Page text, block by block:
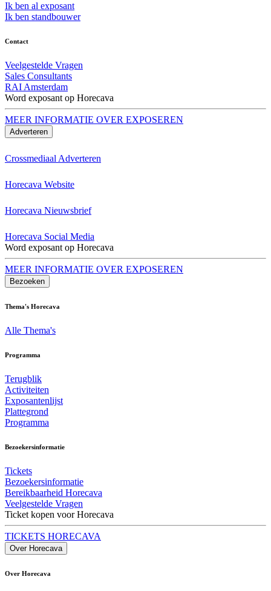
Ik ben al exposant
Ik ben standbouwer
Contact
Veelgestelde Vragen
Sales Consultants
RAI Amsterdam
Word exposant op Horecava
MEER INFORMATIE OVER EXPOSEREN
Adverteren
Crossmediaal Adverteren
Horecava Website
Horecava Nieuwsbrief
Horecava Social Media
Word exposant op Horecava
MEER INFORMATIE OVER EXPOSEREN
Bezoeken
Thema's Horecava
Alle Thema's
Programma
Terugblik
Activiteiten
Exposantenlijst
Plattegrond
Programma
Bezoekersinformatie
Tickets
Bezoekersinformatie
Bereikbaarheid Horecava
Veelgestelde Vragen
Ticket kopen voor Horecava
TICKETS HORECAVA
Over Horecava
Over Horecava